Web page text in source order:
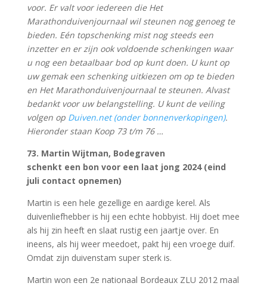
voor. Er valt voor iedereen die Het
Marathonduivenjournaal wil steunen nog genoeg te
bieden. Eén topschenking mist nog steeds een
inzetter en er zijn ook voldoende schenkingen waar
u nog een betaalbaar bod op kunt doen. U kunt op
uw gemak een schenking uitkiezen om op te bieden
en Het Marathonduivenjournaal te steunen. Alvast
bedankt voor uw belangstelling. U kunt de veiling
volgen op Duiven.net (onder bonnenverkopingen).
Hieronder staan Koop 73 t/m 76 …
73. Martin Wijtman, Bodegraven
schenkt een bon voor een laat jong 2024 (eind
juli contact opnemen)
Martin is een hele gezellige en aardige kerel. Als
duivenliefhebber is hij een echte hobbyist. Hij doet mee
als hij zin heeft en slaat rustig een jaartje over. En
ineens, als hij weer meedoet, pakt hij een vroege duif.
Omdat zijn duivenstam super sterk is.
Martin won een 2e nationaal Bordeaux ZLU 2012 maal